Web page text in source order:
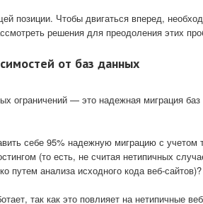
позиции. Чтобы двигаться вперед,
решения для преодоления этих
от баз данных
ограничений — это надежная миграция
себе 95% надежную миграцию с учетом
(то есть, не считая нетипичных
путем анализа исходного кода веб-сайтов)?
так как это повлияет на нетипичные